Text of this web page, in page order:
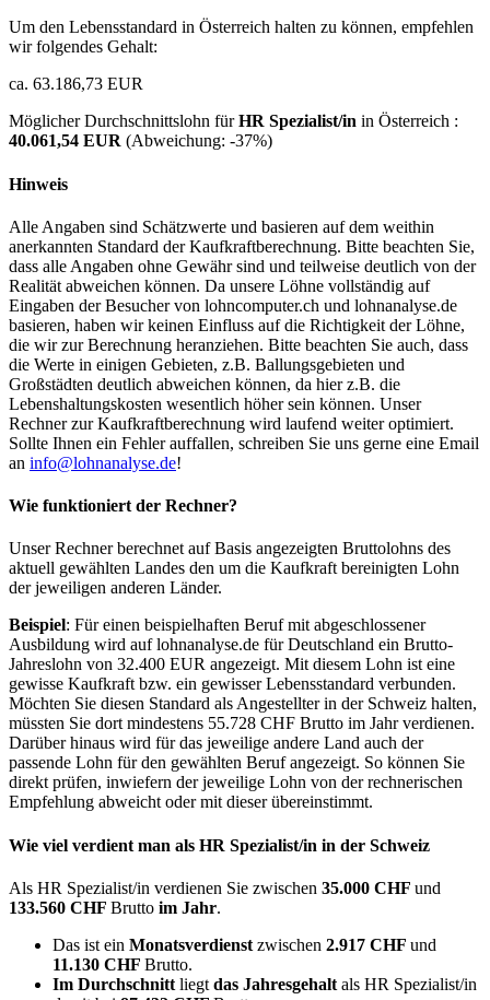
Um den Lebensstandard in Österreich halten zu können, empfehlen
wir folgendes Gehalt:
ca. 63.186,73 EUR
Möglicher Durchschnittslohn fürHR Spezialist/in in Österreich :
40.061,54 EUR (Abweichung: -37%)
Hinweis
Alle Angaben sind Schätzwerte und basieren auf dem weithin
anerkannten Standard der Kaufkraftberechnung. Bitte beachten Sie,
dass alle Angaben ohne Gewähr sind und teilweise deutlich von der
Realität abweichen können. Da unsere Löhne vollständig auf
Eingaben der Besucher von lohncomputer.ch und lohnanalyse.de
basieren, haben wir keinen Einfluss auf die Richtigkeit der Löhne,
die wir zur Berechnung heranziehen. Bitte beachten Sie auch, dass
die Werte in einigen Gebieten, z.B. Ballungsgebieten und
Großstädten deutlich abweichen können, da hier z.B. die
Lebenshaltungskosten wesentlich höher sein können. Unser
Rechner zur Kaufkraftberechnung wird laufend weiter optimiert.
Sollte Ihnen ein Fehler auffallen, schreiben Sie uns gerne eine Email
an info@lohnanalyse.de!
Wie funktioniert der Rechner?
Unser Rechner berechnet auf Basis angezeigten Bruttolohns des
aktuell gewählten Landes den um die Kaufkraft bereinigten Lohn
der jeweiligen anderen Länder.
Beispiel: Für einen beispielhaften Beruf mit abgeschlossener
Ausbildung wird auf lohnanalyse.de für Deutschland ein Brutto-
Jahreslohn von 32.400 EUR angezeigt. Mit diesem Lohn ist eine
gewisse Kaufkraft bzw. ein gewisser Lebensstandard verbunden.
Möchten Sie diesen Standard als Angestellter in der Schweiz halten,
müssten Sie dort mindestens 55.728 CHF Brutto im Jahr verdienen.
Darüber hinaus wird für das jeweilige andere Land auch der
passende Lohn für den gewählten Beruf angezeigt. So können Sie
direkt prüfen, inwiefern der jeweilige Lohn von der rechnerischen
Empfehlung abweicht oder mit dieser übereinstimmt.
Wie viel verdient man als HR Spezialist/in in der Schweiz
Als HR Spezialist/in verdienen Sie zwischen 35.000 CHF und
133.560 CHF Brutto im Jahr.
Das ist ein Monatsverdienst zwischen 2.917 CHF und
11.130 CHF Brutto.
Im Durchschnitt liegt das Jahresgehalt als HR Spezialist/in